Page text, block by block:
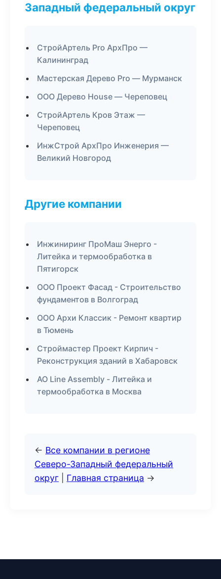
Западный федеральный округ
СтройАртель Pro АрхПро —
Калининград
Мастерская Дерево Pro — Мурманск
ООО Дерево House — Череповец
СтройАртель Кров Этаж —
Череповец
ИнжСтрой АрхПро Инженерия —
Великий Новгород
Другие компании
Инжиниринг ПроМаш Энерго -
Литейка и термообработка в
Пятигорск
ООО Проект Фасад - Строительство
фундаментов в Волгоград
ООО Архи Классик - Ремонт квартир
в Тюмень
Строймастер Проект Кирпич -
Реконструкция зданий в Хабаровск
АО Line Assembly - Литейка и
термообработка в Москва
← Все компании в регионе
Северо-Западный федеральный
округ
Главная страница →